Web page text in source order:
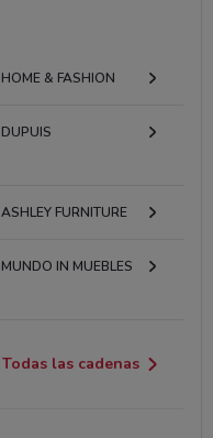
HOME & FASHION
DUPUIS
ASHLEY FURNITURE
MUNDO IN MUEBLES
Todas las cadenas